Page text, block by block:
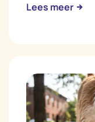
Lees meer